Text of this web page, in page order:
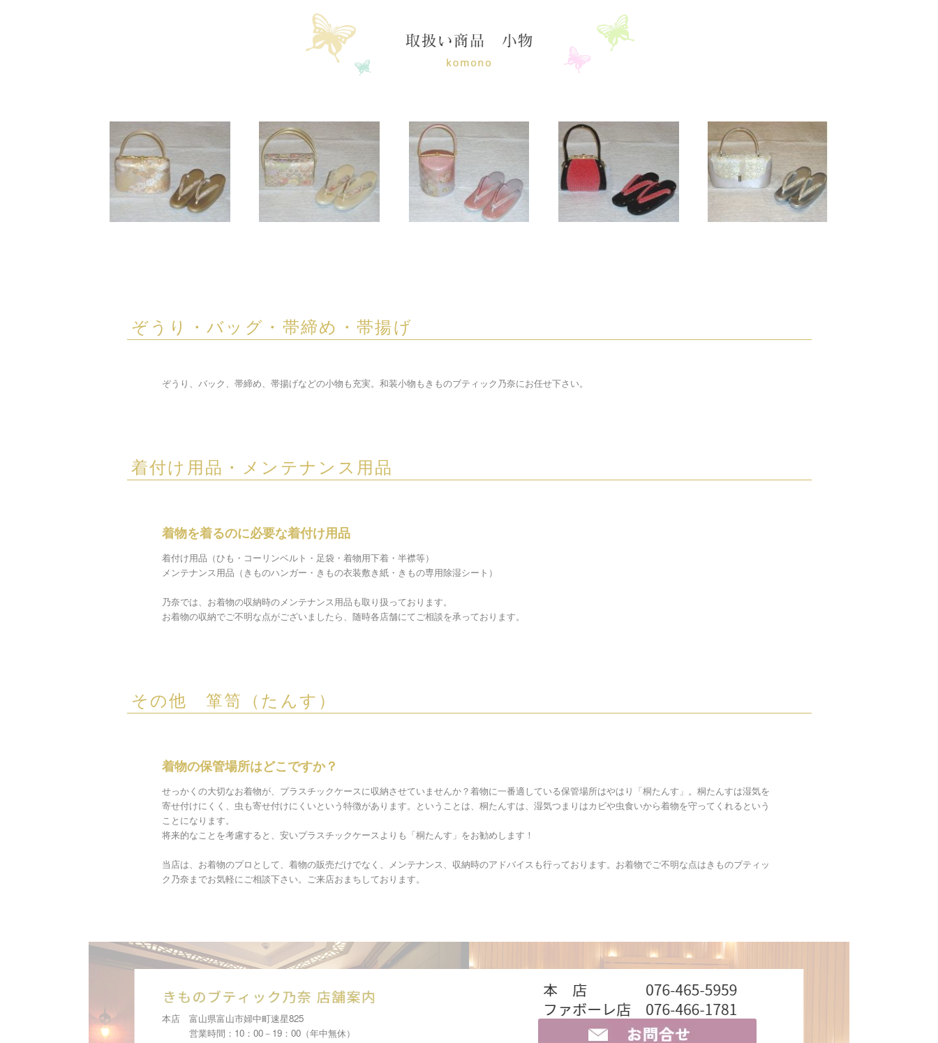
ぞうり・バッグ・帯締め・帯揚げ
ぞうり、バック、帯締め、帯揚げなどの小物も充実。和装小物もきものブティック乃奈にお任せ下さい。
着付け用品・メンテナンス用品
着物を着るのに必要な着付け用品
着付け用品（ひも・コーリンベルト・足袋・着物用下着・半襟等）
メンテナンス用品（きものハンガー・きもの衣装敷き紙・きもの専用除湿シート）
乃奈では、お着物の収納時のメンテナンス用品も取り扱っております。
お着物の収納でご不明な点がございましたら、随時各店舗にてご相談を承っております。
その他 箪笥（たんす）
着物の保管場所はどこですか？
せっかくの大切なお着物が、プラスチックケースに収納させていませんか？着物に一番適している保管場所はやはり「桐たんす」。桐たんすは湿気を
寄せ付けにくく、虫も寄せ付けにくいという特徴があります。ということは、桐たんすは、湿気つまりはカビや虫食いから着物を守ってくれるという
ことになります。
将来的なことを考慮すると、安いプラスチックケースよりも「桐たんす」をお勧めします！
当店は、お着物のプロとして、着物の販売だけでなく、メンテナンス、収納時のアドバイスも行っております。お着物でご不明な点はきものブティッ
ク乃奈までお気軽にご相談下さい。ご来店おまちしております。
本店 富山県富山市婦中町速星825
営業時間：10：00－19：00（年中無休）